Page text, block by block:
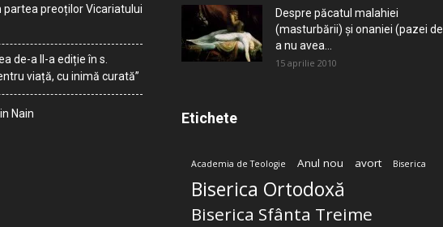
preoților Vicariatului
de-a II-a ediție în s.
viață, cu inimă curată”
Nain
Despre păcatul malahiei
(masturbării) şi onaniei (pazei de
a nu avea...
15 aprilie 2010
Etichete
Academia de Teologie Anul nou avort Biserica
Biserica Ortodoxă
Biserica Sfânta Treime